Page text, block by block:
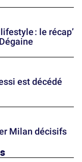
: le récap’
est décédé
Milan décisifs